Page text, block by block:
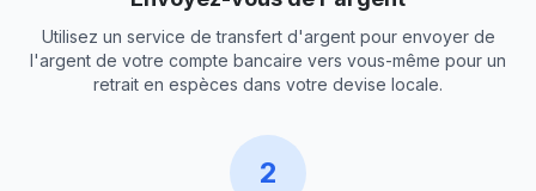
Utilisez un service de transfert d'argent pour envoyer de
l'argent de votre compte bancaire vers vous-même pour un
retrait en espèces dans votre devise locale.
2